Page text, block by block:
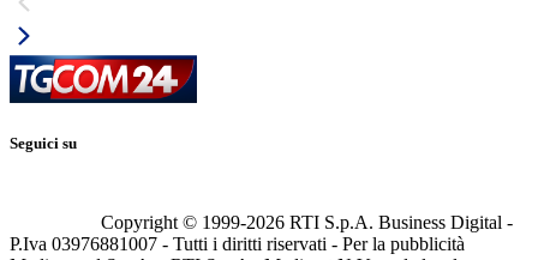
Seguici su
Copyright © 1999-2026 RTI S.p.A. Business Digital -
P.Iva 03976881007 - Tutti i diritti riservati - Per la pubblicità